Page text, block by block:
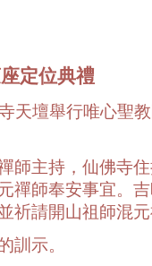
定位典禮
天壇舉行唯心聖
師主持，仙佛寺
禪師奉安事宜。
祈請開山祖師混
訓示。